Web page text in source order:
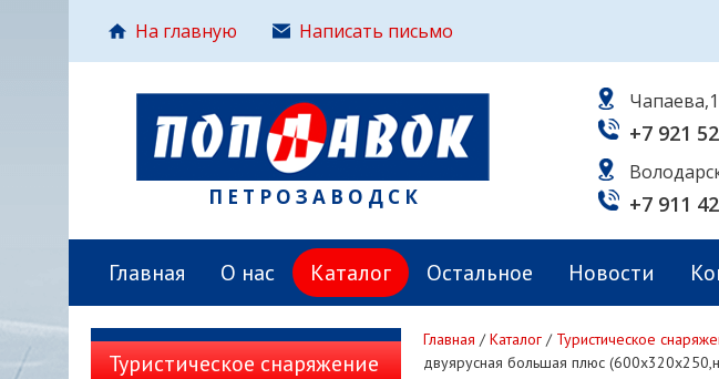
На главную Написать письмо
ПЕТРОЗАВОДСК
+7 921
+7 911
Главная О нас Каталог Остальное Новости
Туристическое снаряжение
Главная /Каталог / Туристическое
двуярусная большая плюс